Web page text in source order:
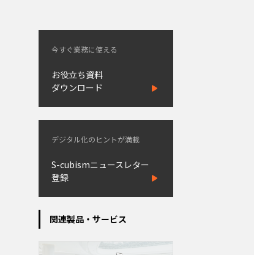
今すぐ業務に使える
お役立ち資料
ダウンロード
デジタル化のヒントが満載
S-cubismニュースレター
登録
関連製品・サービス